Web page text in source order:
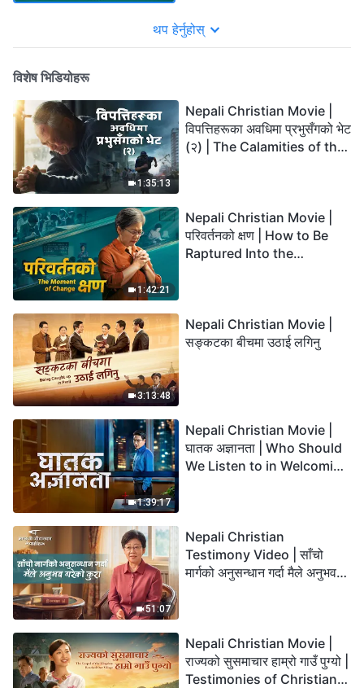
थप हेर्नुहोस्
विशेष भिडियोहरू
1:35:13
Nepali Christian Movie |
विपत्तिहरूका अवधिमा प्रभुसँगको भेट
(२) | The Calamities of the
1:42:21
Nepali Christian Movie |
परिवर्तनको क्षण | How to Be
Raptured Into the
3:13:48
Nepali Christian Movie |
सङ्कटका बीचमा उठाई लगिनु
1:39:17
Nepali Christian Movie |
घातक अज्ञानता | Who Should
We Listen to in Welcoming
51:07
Nepali Christian
Testimony Video | साँचो
मार्गको अनुसन्धान गर्दा मैले अनुभव
Nepali Christian Movie |
राज्यको सुसमाचार हाम्रो गाउँ पुग्यो |
Testimonies of Christians